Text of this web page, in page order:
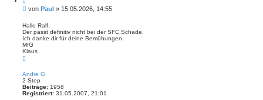
i
t
e
r
e
n
B
i
t
r
a
von Paul » 15.05.2026, 14:55
Hallo Ralf,
Der passt definitiv nicht bei der SFC.Schade.
Ich danke dir für deine Bemühungen.
MfG
Klaus
h
o
b
e
Andre G
2-Step
Beiträge: 1958
Registriert: 31.05.2007, 21:01